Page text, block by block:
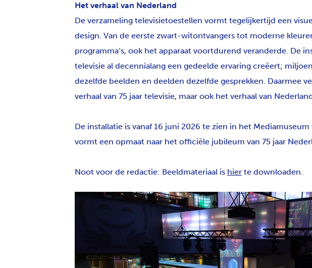
Het verhaal van Nederland
De verzameling televisietoestellen vormt tegelijkertijd een
design. Van de eerste zwart-witontvangers tot moderne
programma’s, ook het apparaat voortdurend veranderde. De
televisie al decennialang een gedeelde ervaring creëert;
dezelfde beelden en deelden dezelfde gesprekken. Daarmee
verhaal van 75 jaar televisie, maar ook het verhaal van
De installatie is vanaf 16 juni 2026 te zien in het
vormt een opmaat naar het officiële jubileum van 75 jaar
Noot voor de redactie: Beeldmateriaal is hier te downloaden.